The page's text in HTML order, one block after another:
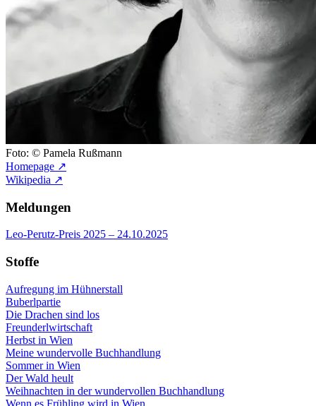
Foto: © Pamela Rußmann
Homepage ↗
Wikipedia ↗
Meldungen
Leo-Perutz-Preis 2025 – 24.10.2025
Stoffe
Aufregung im Hühnerstall
Buberlpartie
Die Drachen sind los
Freunderlwirtschaft
Herbst in Wien
Meine wundervolle Buchhandlung
Sommer in Wien
Der Wald heult
Weihnachten in der wundervollen Buchhandlung
Wenn es Frühling wird in Wien